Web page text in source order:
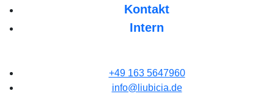
Kontakt
Intern
+49 163 5647960
info@liubicia.de